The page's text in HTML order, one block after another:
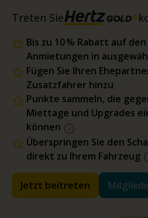
Treten Sie
Bis zu 10 % Rabatt auf
Anmietungen in
Fügen Sie Ihren
Zusatzfahrer hinzu
Punkte sammeln, die
Miettage und Upgrades
können
Überspringen Sie den
direkt zu Ihrem Fahrzeug
Jetzt beitreten